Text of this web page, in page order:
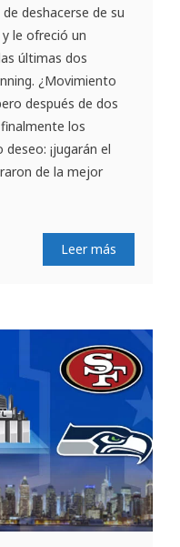
deshacerse de su
le ofreció un
últimas dos
¿Movimiento
después de dos
los
¡jugarán el
de la mejor
Leer más